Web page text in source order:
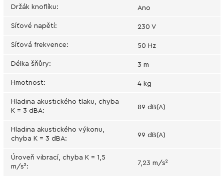
Držák knoflíku: Ano
Síťové napětí: 230 V
Síťová frekvence: 50 Hz
Délka šňůry: 3 m
Hmotnost: 4 kg
Hladina akustického tlaku, chyba
K = 3 dBA: 89 dB(A)
Hladina akustického výkonu,
chyba K = 3 dBA: 99 dB(A)
Úroveň vibrací, chyba K = 1,5
m/s²: 7,23 m/s²